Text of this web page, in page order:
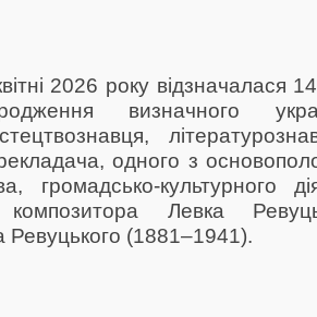
2026 року відзначалася
визначного
одного з
громадсько-культурного
композитора Левка
(1881–1941).